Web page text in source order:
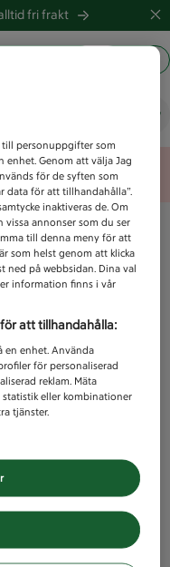
fri frakt
personuppgifter som
enhet. Genom att välja Jag
för de syften som
data för att tillhandahålla”.
inaktiveras de. Om
vissa annonser som du ser
till denna meny för att
som helst genom att klicka
ned på webbsidan. Dina val
information finns i vår
att tillhandahålla:
en enhet. Använda
för personaliserad
reklam. Mäta
eller kombinationer
tjänster.